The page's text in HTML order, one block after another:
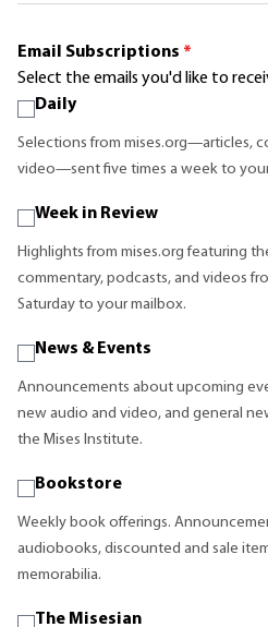
Email Subscriptions *
Select the emails you'd like to
Daily
Selections from mises.org—articles,
video—sent five times a week to
Week in Review
Highlights from mises.org featuring
commentary, podcasts, and videos
Saturday to your mailbox.
News & Events
Announcements about upcoming
new audio and video, and general
the Mises Institute.
Bookstore
Weekly book offerings.
audiobooks, discounted and sale
memorabilia.
The Misesian